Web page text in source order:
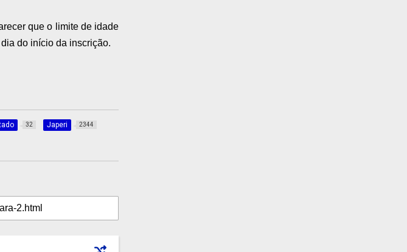
que o limite de idade
do início da inscrição.
32 Japeri 2344